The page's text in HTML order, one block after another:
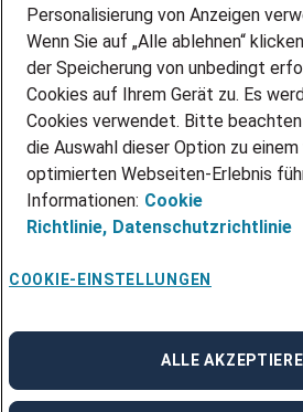
STANDORTE
BLOG
PRESSE
KONTAKT
@Adecco 2026
IMPRESSUM
DATENSCHUTZ
NUTZUNGSBEDINGUNGEN
COOKIE-RICHTLINIEN
BESCHWERDESTELLE
linkedinFacebook
Instagram
Personalisierung von Anzeigen
Wenn Sie auf „Alle ablehnen“
der Speicherung von unbedingt
Cookies auf Ihrem Gerät zu. Es
Cookies verwendet. Bitte beachten
die Auswahl dieser Option zu
optimierten Webseiten-Erlebnis
Informationen: Cookie
Richtlinie, Datenschutzrichtlinie
COOKIE-EINSTELLUNGEN
ALLE